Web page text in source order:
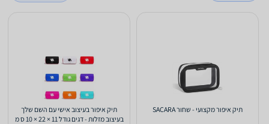
תיק איפור מקצועי - שחור SACARA
תיק איפור בעיצוב אישי עם השם שלך
בעיצוב מזלות - דגים גודל 11 × 22 × 10 ס מ